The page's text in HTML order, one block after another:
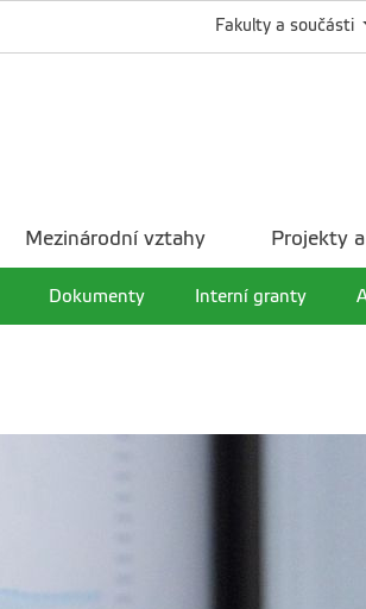
Fakulty a součásti
Dokumenty Interní granty
Mezinárodní vztahy Projekty